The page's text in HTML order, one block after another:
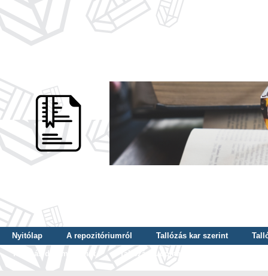
Nyitólap A repozitóriumról Tallózás kar szerint
Tallózás dátum szerint
Tallózás tudományterület szerint